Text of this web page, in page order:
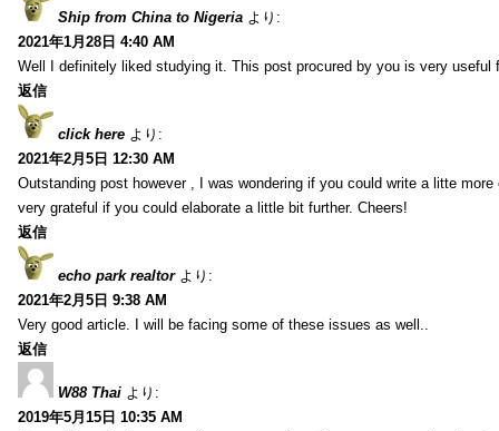
Ship from China to Nigeria より:
2021年1月28日 4:40 AM
Well I definitely liked studying it. This post procured by you is very useful
返信
click here より:
2021年2月5日 12:30 AM
Outstanding post however , I was wondering if you could write a litte
very grateful if you could elaborate a little bit further. Cheers!
返信
echo park realtor より:
2021年2月5日 9:38 AM
Very good article. I will be facing some of these issues as well..
返信
W88 Thai より:
2019年5月15日 10:35 AM